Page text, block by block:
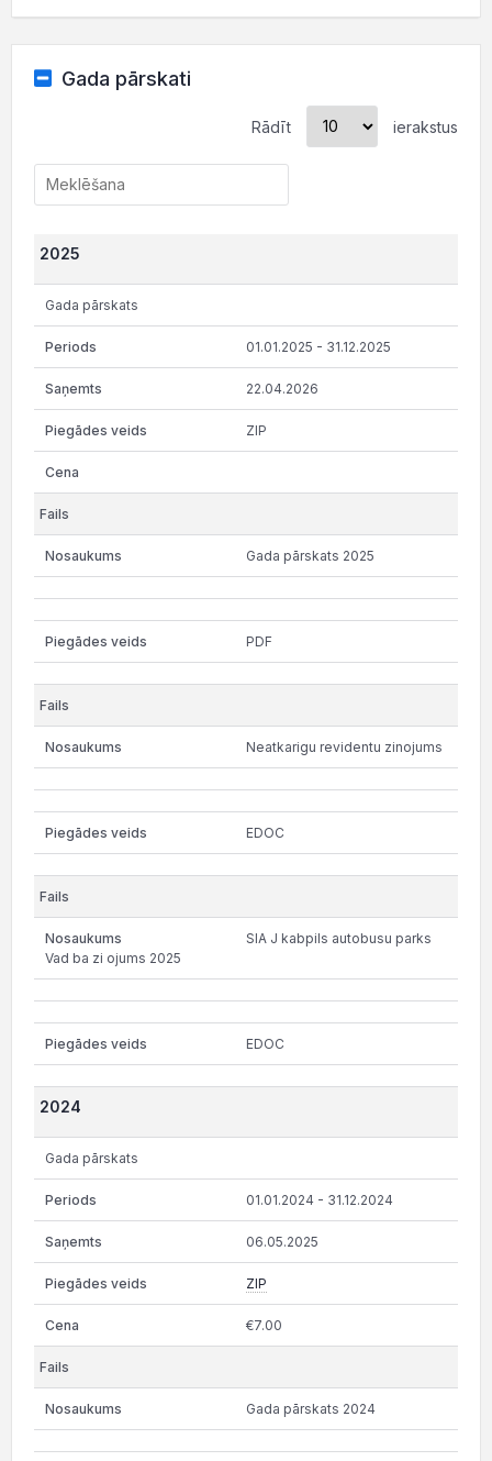
Gada pārskati
Rādīt ierakstus
2025
Gada pārskats
01.01.2025 - 31.12.2025
22.04.2026
ZIP
Gada pārskats 2025
PDF
Neatkarigu revidentu zinojums
EDOC
SIA J kabpils autobusu parks
Vad ba zi ojums 2025
EDOC
2024
Gada pārskats
01.01.2024 - 31.12.2024
06.05.2025
ZIP
€7.00
Gada pārskats 2024